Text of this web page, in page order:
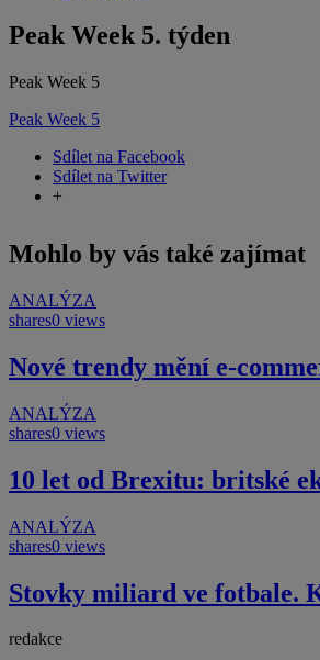
Peak Week 5. týden
Peak Week 5
Peak Week 5
Sdílet na Facebook
Sdílet na Twitter
+
Mohlo by vás také zajímat
ANALÝZA
shares0 views
Nové trendy mění e-
ANALÝZA
shares0 views
10 let od Brexitu: britské
ANALÝZA
shares0 views
Stovky miliard ve fotbale.
redakce